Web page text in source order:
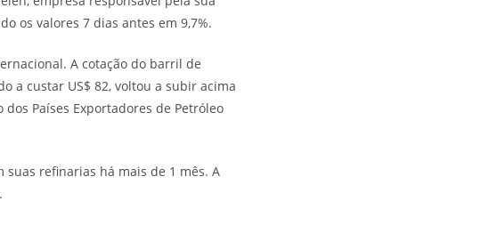
os valores 7 dias antes em 9,7%.
A cotação do barril de
a custar US$ 82, voltou a subir acima
Países Exportadores de Petróleo
refinarias há mais de 1 mês. A